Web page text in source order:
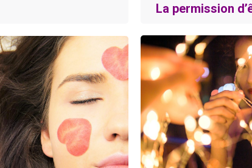
La permission